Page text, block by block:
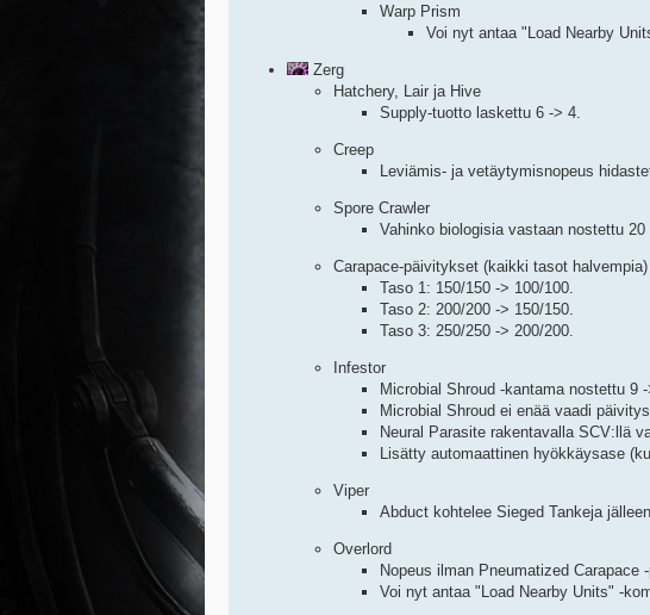
Warp Prism
Voi nyt antaa "Load Nearby
Zerg
Hatchery, Lair ja Hive
Supply-tuotto laskettu 6 -> 4.
Creep
Leviämis- ja vetäytymisnopeus
Spore Crawler
Vahinko biologisia vastaan nostettu 20
Carapace-päivitykset (kaikki tasot halvempia)
Taso 1: 150/150 -> 100/100.
Taso 2: 200/200 -> 150/150.
Taso 3: 250/250 -> 200/200.
Infestor
Microbial Shroud -kantama nostettu 9 -
Microbial Shroud ei enää vaadi
Neural Parasite rakentavalla SCV:llä
Lisätty automaattinen hyökkäysase
Viper
Abduct kohtelee Sieged Tankeja
Overlord
Nopeus ilman Pneumatized Carapace
Voi nyt antaa "Load Nearby Units" -